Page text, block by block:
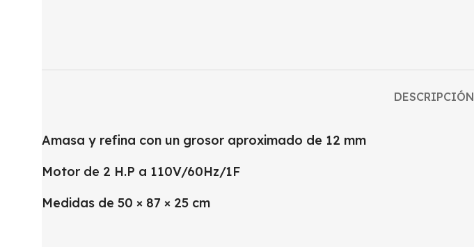
DESCRIPCIÓN
Amasa y refina con un grosor aproximado de 12 mm
Motor de 2 H.P a 110V/60Hz/1F
Medidas de 50 × 87 × 25 cm